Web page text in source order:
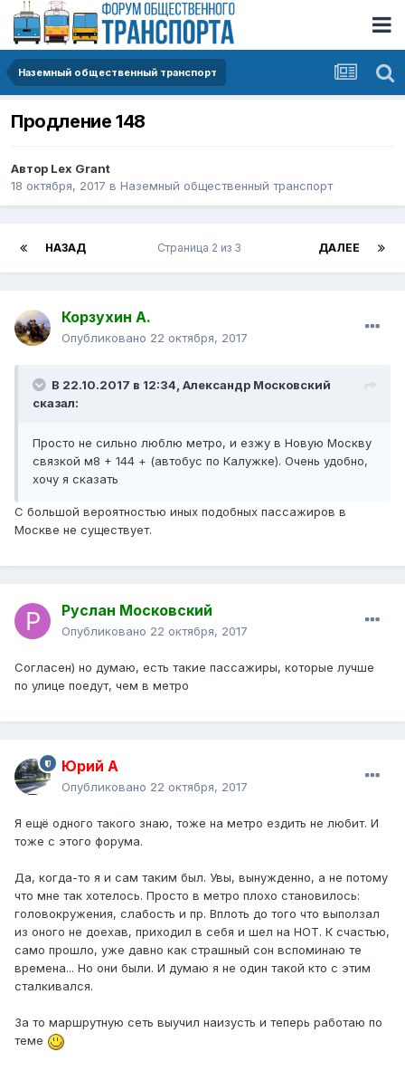
Наземный общественный транспорт
Продление 148
Автор Lex Grant
18 октября, 2017 в Наземный общественный транспорт
НАЗАД ДАЛЕЕ
Страница 2 из 3
Корзухин А.
Опубликовано 22 октября, 2017
В 22.10.2017 в 12:34, Александр Московский
сказал:
Просто не сильно люблю метро, и езжу в Новую Москву
связкой м8 + 144 + (автобус по Калужке). Очень удобно,
хочу я сказать
С большой вероятностью иных подобных пассажиров в
Москве не существует.
Руслан Московский
Опубликовано 22 октября, 2017
Согласен) но думаю, есть такие пассажиры, которые лучше
по улице поедут, чем в метро
Юрий А
Опубликовано 22 октября, 2017
Я ещё одного такого знаю, тоже на метро ездить не любит. И
тоже с этого форума.
Да, когда-то я и сам таким был. Увы, вынужденно, а не потому
что мне так хотелось. Просто в метро плохо становилось:
головокружения, слабость и пр. Вплоть до того что выползал
из оного не доехав, приходил в себя и шел на НОТ. К счастью,
само прошло, уже давно как страшный сон вспоминаю те
времена... Но они были. И думаю я не один такой кто с этим
сталкивался.
За то маршрутную сеть выучил наизусть и теперь работаю по
теме